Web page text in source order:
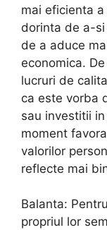
mai eficienta
dorinta de a-
de a aduce
economica.
lucruri de
ca este vorba
sau investitii
moment
valorilor
reflecte mai
Balanta:
propriul lor